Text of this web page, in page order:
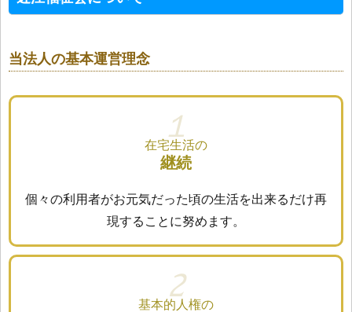
当法人の基本運営理念
１
在宅生活の
継続
個々の利用者がお元気だった頃の生活を出来るだけ再
現することに努めます。
2
基本的人権の